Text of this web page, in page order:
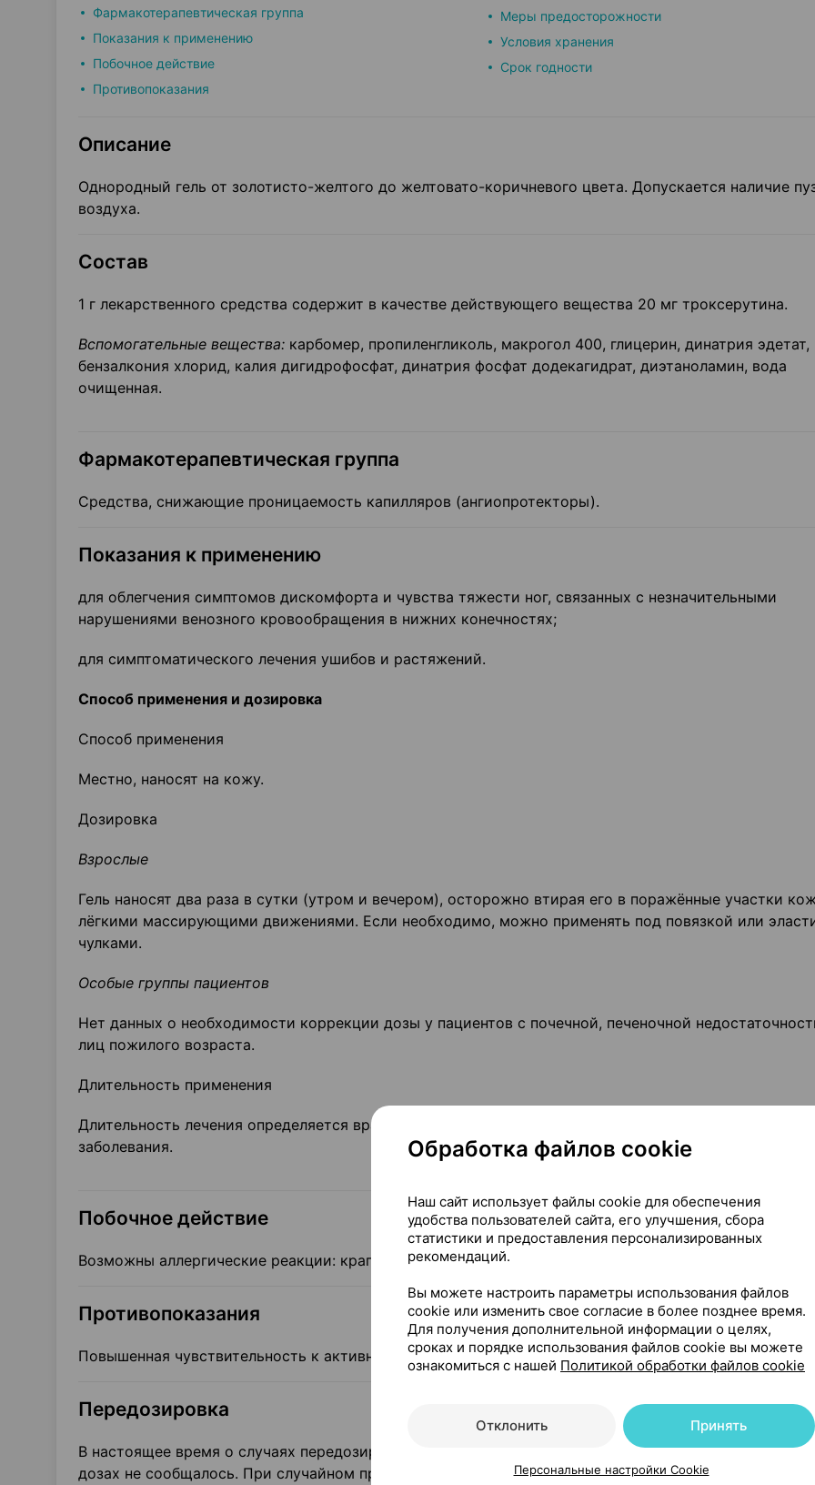
Фармакотерапевтическая группа
Показания к применению
Побочное действие
Противопоказания
Меры предосторожности
Условия хранения
Срок годности
Описание
Однородный гель от золотисто-желтого до желтовато-коричневого цвета. Допускается наличие
воздуха.
Состав
1 г лекарственного средства содержит в качестве действующего вещества 20 мг троксерутина.
Вспомогательные вещества: карбомер, пропиленгликоль, макрогол 400, глицерин, динатрия эдетат,
бензалкония хлорид, калия дигидрофосфат, динатрия фосфат додекагидрат, диэтаноламин, вода
очищенная.
Фармакотерапевтическая группа
Средства, снижающие проницаемость капилляров (ангиопротекторы).
Показания к применению
для облегчения симптомов дискомфорта и чувства тяжести ног, связанных с незначительными
нарушениями венозного кровообращения в нижних конечностях;
для симптоматического лечения ушибов и растяжений.
Способ применения и дозировка
Способ применения
Местно, наносят на кожу.
Дозировка
Взрослые
Гель наносят два раза в сутки (утром и вечером), осторожно втирая его в поражённые участки
лёгкими массирующими движениями. Если необходимо, можно применять под повязкой или
чулками.
Особые группы пациентов
Нет данных о необходимости коррекции дозы у пациентов с почечной, печеночной
лиц пожилого возраста.
Длительность применения
Длительность лечения определяется врачом индивидуально в зависимости от степени тяжести и
заболевания.
Побочное действие
Возможны аллергические реакции: крапивница, экзема, дерматит.
Противопоказания
Повышенная чувствительность к активному веществу или любому из вспомогательных веществ
Передозировка
В настоящее время о случаях передозировки троксерутина при местном применении в
дозах не сообщалось. При случайном проглатывании большого количества необходимо провести
Обработка файлов cookie
Наш сайт использует файлы cookie для обеспечения
удобства пользователей сайта, его улучшения, сбора
статистики и предоставления персонализированных
рекомендаций.
Вы можете настроить параметры использования файлов
cookie или изменить свое согласие в более позднее время.
Для получения дополнительной информации о целях,
сроках и порядке использования файлов cookie вы можете
ознакомиться с нашей Политикой обработки файлов cookie
Отклонить Принять
Персональные настройки Cookie